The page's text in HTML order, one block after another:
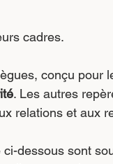
cadres.
conçu pour
. Les autres
relations et aux
dessous sont